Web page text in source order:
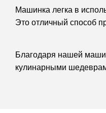
Машинка легка в
Это отличный способ
Благодаря нашей
кулинарными